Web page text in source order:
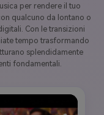
per rendere il tuo
qualcuno da lontano o
Con le transizioni
tempo trasformando
splendidamente
fondamentali.